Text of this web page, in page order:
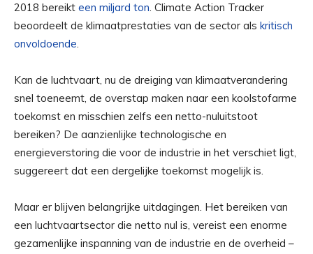
2018 bereikt een miljard ton. Climate Action Tracker
beoordeelt de klimaatprestaties van de sector als kritisch
onvoldoende.
Kan de luchtvaart, nu de dreiging van klimaatverandering
snel toeneemt, de overstap maken naar een koolstofarme
toekomst en misschien zelfs een netto-nuluitstoot
bereiken? De aanzienlijke technologische en
energieverstoring die voor de industrie in het verschiet ligt,
suggereert dat een dergelijke toekomst mogelijk is.
Maar er blijven belangrijke uitdagingen. Het bereiken van
een luchtvaartsector die netto nul is, vereist een enorme
gezamenlijke inspanning van de industrie en de overheid –